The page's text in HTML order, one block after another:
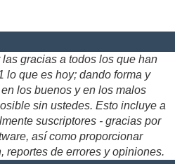
gracias a todos los que han
lo que es hoy; dando forma y
los buenos y en los malos
sin ustedes. Esto incluye a
suscriptores - gracias por
así como proporcionar
reportes de errores y opiniones.